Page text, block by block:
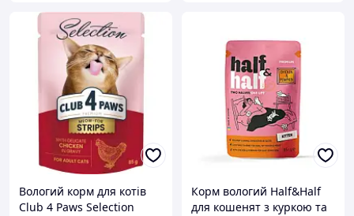
Вологий корм для котів
Club 4 Paws Selection
Корм вологий Half&Half
для кошенят з куркою та